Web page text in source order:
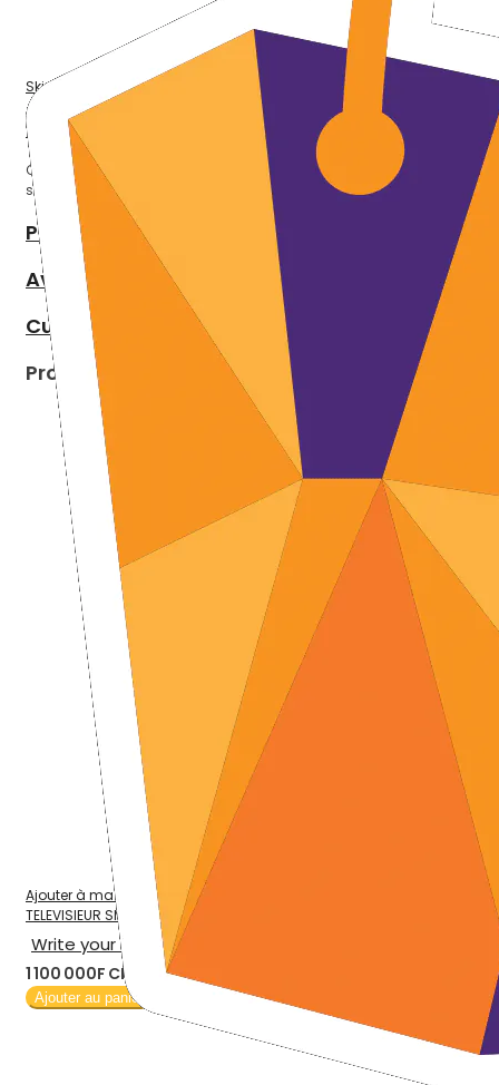
Skip to the beginning of the images gallery
Détails
CONGELATEUR IGNIS CST 380 à profiter dans notre site Kaynoo.sn pour
seulement 375000 F.CFA.
Plus d’information
Avis
Custom Tab
Produits apparentés
Ajouter à ma liste d’envie
TELEVISIEUR SMART SONY 65" X7000F
Write your review
1 100 000F CFA
Ajouter au panier